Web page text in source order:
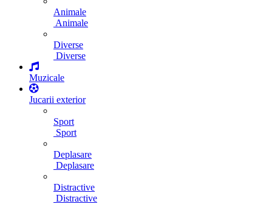
Animale
Animale
Diverse
Diverse
Muzicale
Jucarii exterior
Sport
Sport
Deplasare
Deplasare
Distractive
Distractive